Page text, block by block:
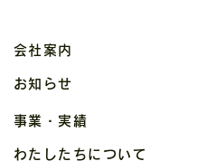
わたしたちについて
お知らせ
会社案内
事業・実績